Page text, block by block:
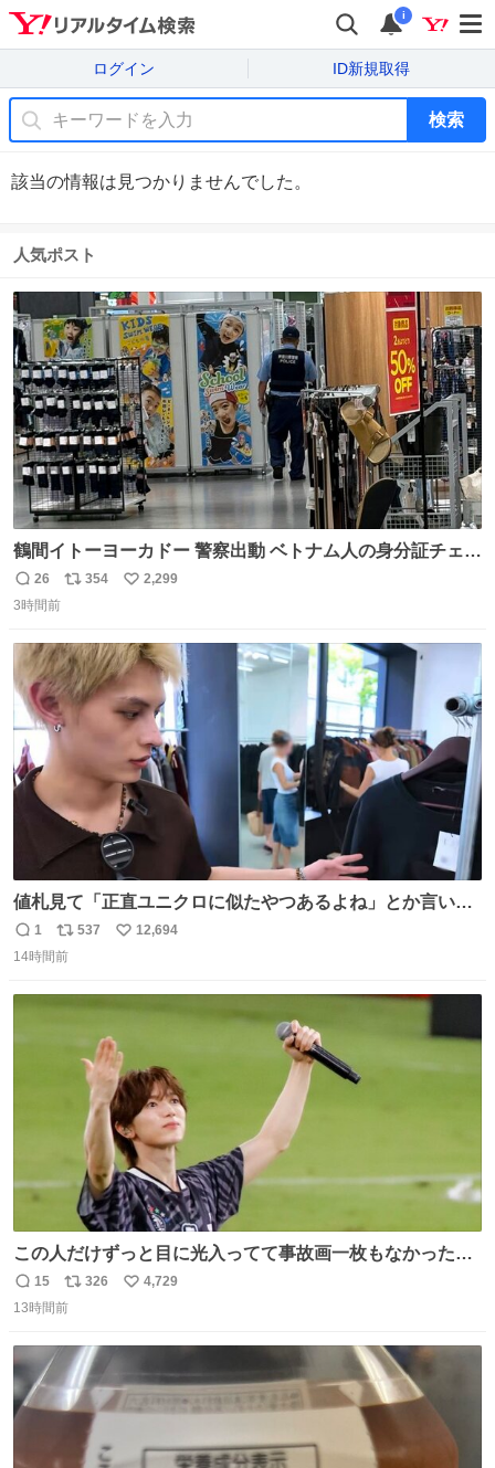
i
ログイン ID新規取得
検索
該当の情報は見つかりませんでした。
人気ポスト
鶴間イトーヨーカドー 警察出動 ベトナム人の身分証チェッ
クを開店前に実施、店内まで見張りにきてます。不法滞在
者は覚悟してお越しください。
返
信
26
リ
ト
数
354
い
数
2,299
3時間前
値札見て「正直ユニクロに似たやつあるよね」とか言い出
すの好きすぎるWWWWWWWWWWWWW こちら側と同じ
感覚助かる🙂‍↕️🙂‍↕️🙂‍↕️
返
信
1
リ
ポ
ト
537
い
数
12,694
14時間前
この人だけずっと目に光入ってて事故画一枚もなかったす
ごい #TravisJapan #Jリーグ
返
信
15
リ
ポ
ト
数
326
い
4,729
13時間前